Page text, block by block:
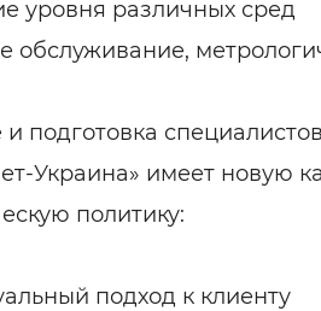
уровня различных сред
обслуживание,
подготовка
Украина» имеет новую
политику:
подход к клиенту